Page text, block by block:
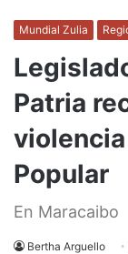
Mundial Zulia
Patria
Popular
En Maracaibo
Bertha Arguello